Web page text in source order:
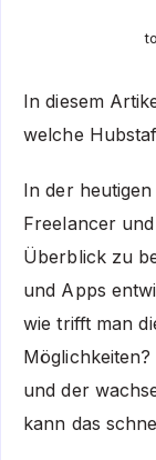
In diesem
welche
In der
Freelancer
Überblick zu
und Apps
wie trifft man
und der
kann das